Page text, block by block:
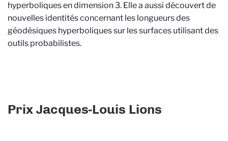
hyperboliques en dimension 3. Elle a aussi découvert de
nouvelles identités concernant les longueurs des
géodésiques hyperboliques sur les surfaces utilisant des
outils probabilistes.
Prix Jacques-Louis Lions